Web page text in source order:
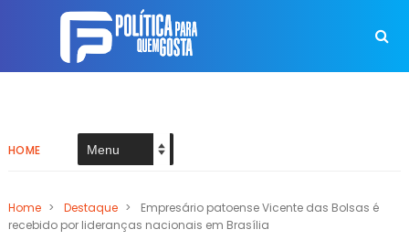
HOME
Home > Destaque >
Empresário patoense Vicente das Bolsas é
recebido por lideranças nacionais em Brasília